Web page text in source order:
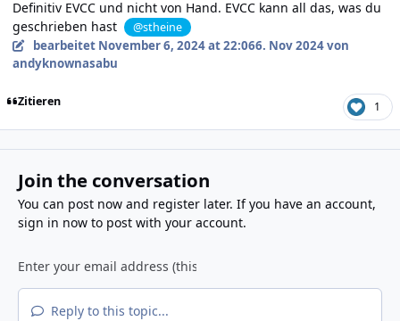
Definitiv EVCC und nicht von Hand. EVCC kann all das, was du
geschrieben hast
@stheine
bearbeitet November 6, 2024 at 22:066. Nov 2024von
andyknownasabu
Zitieren 1
Join the conversation
You can post now and register later. If you have an account,
sign in nowto post with your account.
Reply to this topic...